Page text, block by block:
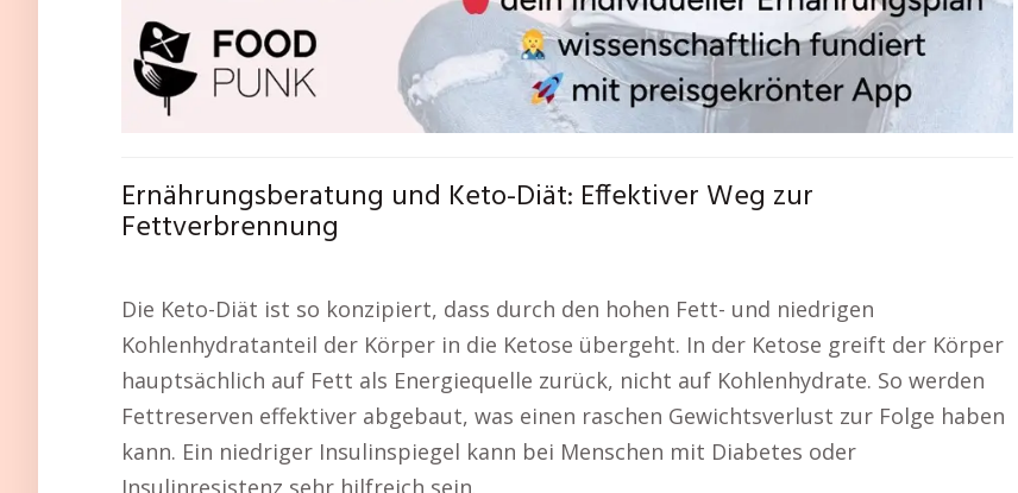
Ernährungsberatung und Keto-Diät: Effektiver Weg zur
Fettverbrennung
Die Keto-Diät ist so konzipiert, dass durch den hohen Fett- und niedrigen
Kohlenhydratanteil der Körper in die Ketose übergeht. In der Ketose greift der Körper
hauptsächlich auf Fett als Energiequelle zurück, nicht auf Kohlenhydrate. So werden
Fettreserven effektiver abgebaut, was einen raschen Gewichtsverlust zur Folge haben
kann. Ein niedriger Insulinspiegel kann bei Menschen mit Diabetes oder
Insulinresistenz sehr hilfreich sein.